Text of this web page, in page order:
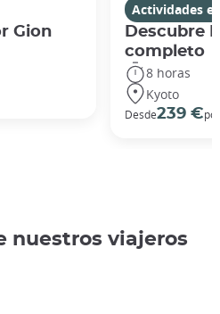
Gion
Actividades
Descubre
completo
8 horas
Kyoto
Desde239 €
nuestros viajeros